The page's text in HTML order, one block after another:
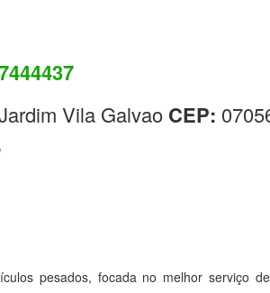
Vila Galvao CEP:
pesados, focada no melhor serviço